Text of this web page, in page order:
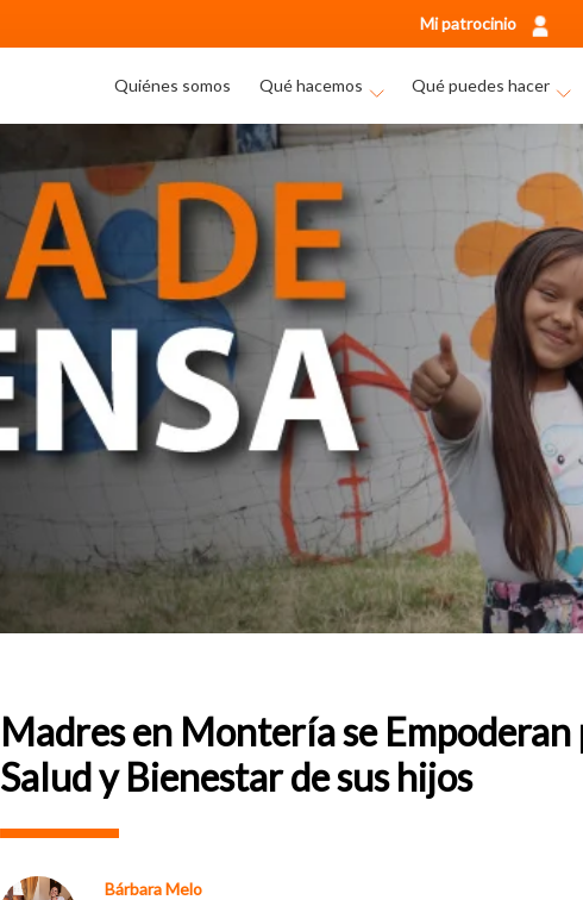
Mi patrocinio
Quiénes somos Qué hacemos Qué puedes hacer
Madres en Montería se
Salud y Bienestar de sus hijos
Bárbara Melo